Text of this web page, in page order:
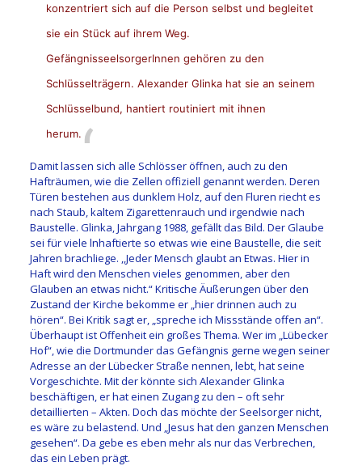
konzentriert sich auf die Person selbst und begleitet
sie ein Stück auf ihrem Weg.
GefängnisseelsorgerInnen gehören zu den
Schlüsselträgern. Alexander Glinka hat sie an seinem
Schlüsselbund, hantiert routiniert mit ihnen
herum.
Damit lassen sich alle Schlösser öffnen, auch zu den
Hafträumen, wie die Zellen offiziell genannt werden. Deren
Türen bestehen aus dunklem Holz, auf den Fluren riecht es
nach Staub, kaltem Zigarettenrauch und irgendwie nach
Baustelle. Glinka, Jahrgang 1988, gefällt das Bild. Der Glaube
sei für viele lnhaftierte so etwas wie eine Baustelle, die seit
Jahren brachliege. ,,Jeder Mensch glaubt an Etwas. Hier in
Haft wird den Menschen vieles genommen, aber den
Glauben an etwas nicht.“ Kritische Äußerungen über den
Zustand der Kirche bekomme er „hier drinnen auch zu
hören“. Bei Kritik sagt er, „spreche ich Missstände offen an“.
Überhaupt ist Offenheit ein großes Thema. Wer im „Lübecker
Hof“, wie die Dortmunder das Gefängnis gerne wegen seiner
Adresse an der Lübecker Straße nennen, lebt, hat seine
Vorgeschichte. Mit der könnte sich Alexander Glinka
beschäftigen, er hat einen Zugang zu den – oft sehr
detaillierten – Akten. Doch das möchte der Seelsorger nicht,
es wäre zu belastend. Und „Jesus hat den ganzen Menschen
gesehen“. Da gebe es eben mehr als nur das Verbrechen,
das ein Leben prägt.